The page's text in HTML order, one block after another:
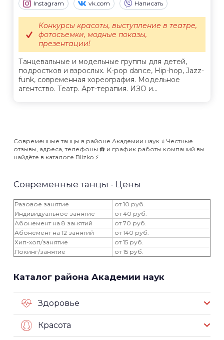
Instagram vk.com Написать
Танцевальные и модельные группы для детей,
подростков и взрослых. K-pop dance, Hip-hop, Jazz-
funk, современная хореография. Модельное
агентство. Театр. Арт-терапия. ИЗО и...
Конкурсы красоты, выступление в театре,
фотосъемки, модные показы,
презентации!
Современные танцы в районе Академии наук ⭐️ Честные
отзывы, адреса, телефоны ☎️ и график работы компаний вы
найдёте в каталоге Blizko ⚡️
Современные танцы - Цены
Разовое занятие
от 10 руб.
Индивидуальное занятие
от 40 руб.
Абонемент на 8 занятий
от 70 руб.
Абонемент на 12 занятий
от 140 руб.
Хип-хоп/занятие
от 15 руб.
Локинг/занятие
от 15 руб.
Каталог района Академии наук
Здоровье
Красота